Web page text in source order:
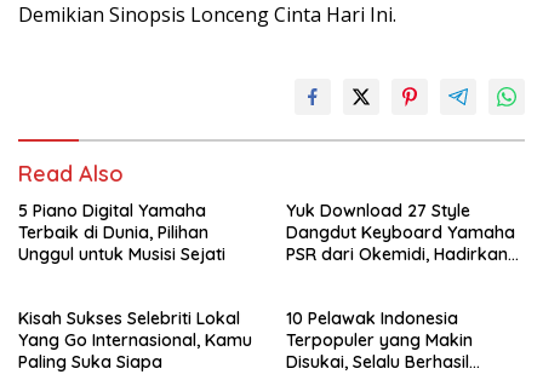
Demikian Sinopsis Lonceng Cinta Hari Ini.
Read Also
5 Piano Digital Yamaha
Terbaik di Dunia, Pilihan
Unggul untuk Musisi Sejati
Yuk Download 27 Style
Dangdut Keyboard Yamaha
PSR dari Okemidi, Hadirkan
Kisah Sukses Selebriti Lokal
Yang Go Internasional, Kamu
Paling Suka Siapa
10 Pelawak Indonesia
Terpopuler yang Makin
Disukai, Selalu Berhasil